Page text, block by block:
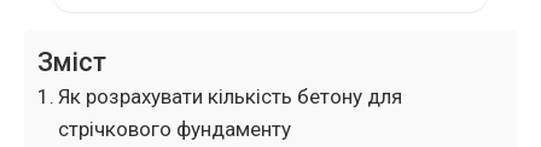
Зміст
Як розрахувати кількість бетону для
стрічкового фундаменту